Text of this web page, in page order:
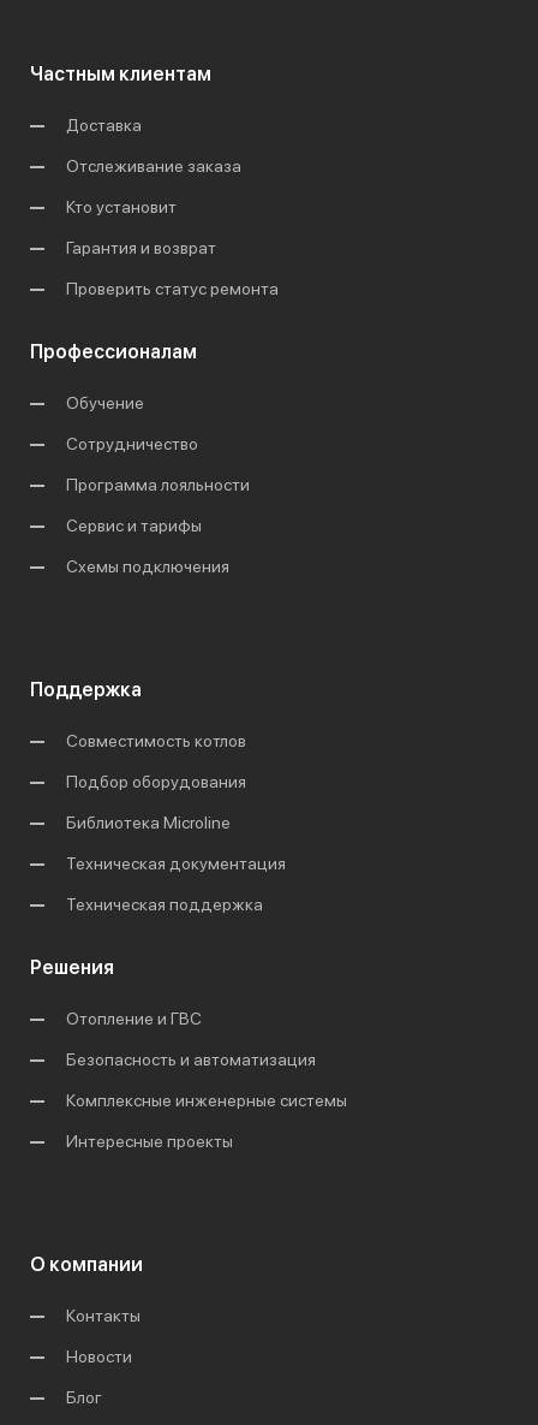
Частным клиентам
Доставка
Отслеживание заказа
Кто установит
Гарантия и возврат
Проверить статус ремонта
Профессионалам
Обучение
Сотрудничество
Программа лояльности
Сервис и тарифы
Схемы подключения
Поддержка
Совместимость котлов
Подбор оборудования
Библиотека Microline
Техническая документация
Техническая поддержка
Решения
Отопление и ГВС
Безопасность и автоматизация
Комплексные инженерные системы
Интересные проекты
О компании
Контакты
Новости
Блог